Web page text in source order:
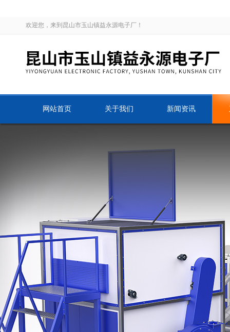
欢迎您，来到昆山市玉山镇益永源电子厂！
网站首页 关于我们 新闻资讯